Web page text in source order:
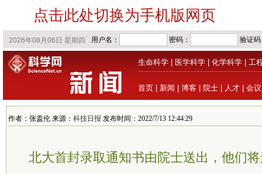
点击此处切换为手机版网页
生命科学 医学科学 化学科学 工
首页 新闻 博客 院士 人才 会议
作者：张盖伦 来源： 科技日报 发布时间：2022/7/13 12:44:29
北大首封录取通知书由院士送出，他们